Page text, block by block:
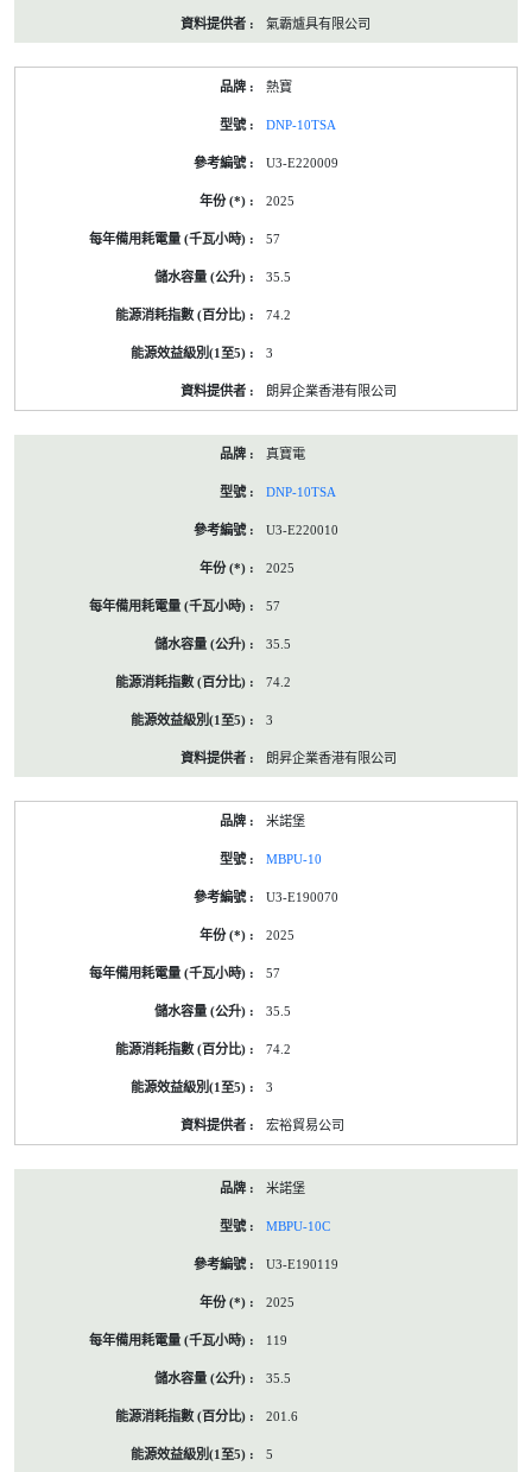
氣霸爐具有限公司
熱寶
DNP-10TSA
U3-E220009
2025
57
35.5
74.2
3
朗昇企業香港有限公司
真寶電
DNP-10TSA
U3-E220010
2025
57
35.5
74.2
3
朗昇企業香港有限公司
米諾堡
MBPU-10
U3-E190070
2025
57
35.5
74.2
3
宏裕貿易公司
米諾堡
MBPU-10C
U3-E190119
2025
119
35.5
201.6
5